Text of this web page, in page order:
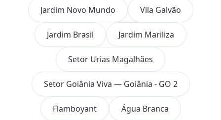
Jardim Novo Mundo Vila Galvão
Jardim Brasil Jardim Mariliza
Setor Urias Magalhães
Setor Goiânia Viva — Goiânia - GO 2
Flamboyant Água Branca